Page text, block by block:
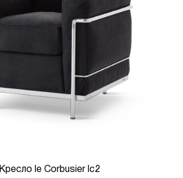
Кресло le Corbusier lc2